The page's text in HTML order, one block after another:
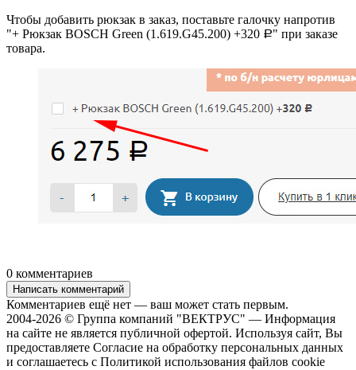
Чтобы добавить рюкзак в заказ, поставьте галочку напротив
"+ Рюкзак BOSCH Green (1.619.G45.200) +320 Р" при заказе
товара.
0 комментариев
Написать комментарий
Комментариев ещё нет — ваш может стать первым.
2004-2026 © Группа компаний "ВЕКТРУС" — Информация
на сайте не является публичной офертой. Используя сайт, Вы
предоставляете Согласие на обработку персональных данных
и соглашаетесь с Политикой использования файлов cookie